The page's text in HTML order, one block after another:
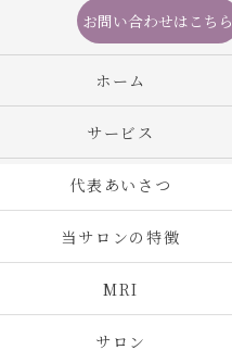
お問い合わせはこちら
ホーム
サービス
代表あいさつ
当サロンの特徴
MRI
サロン